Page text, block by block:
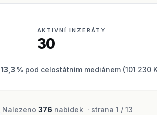
AKTIVNÍ INZERÁTY
30
13,3 % pod celostátním mediánem (101 230
Nalezeno 376 nabídek · strana 1 / 13